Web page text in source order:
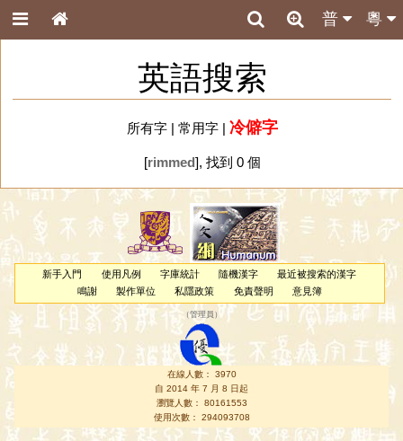
粵
普
英語搜索
所有字| 常用字| 冷僻字
[rimmed], 找到 0 個
新手入門 使用凡例 字庫統計 隨機漢字
最近被搜索的漢字
鳴謝
製作單位 私隱政策 免責聲明 意見簿
（管理員 ）
在線人數： 3970
自 2014 年 7 月 8 日起
瀏覽人數： 80161553
使用次數： 294093708